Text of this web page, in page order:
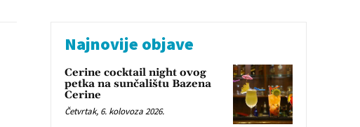
Najnovije objave
Cerine cocktail night ovog
petka na sunčalištu Bazena
Cerine
Četvrtak, 6. kolovoza 2026.